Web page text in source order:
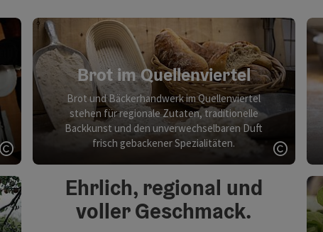
Copyright öffnen
Brot im Quellenviertel
Brot und Bäckerhandwerk im Quellenviertel
stehen für regionale Zutaten, traditionelle
Backkunst und den unverwechselbaren Duft
frisch gebackener Spezialitäten.
Ehrlich, regional und
voller Geschmack.